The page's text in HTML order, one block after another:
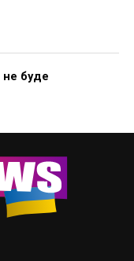
не буде